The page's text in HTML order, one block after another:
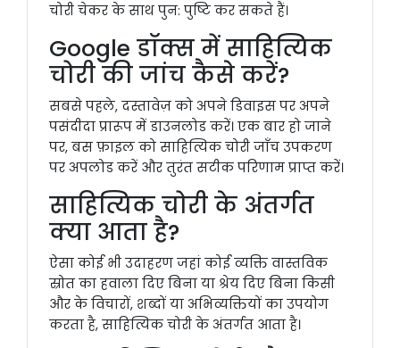
चोरी चेकर के साथ पुन: पुष्टि कर सकते हैं।
Google डॉक्स में साहित्यिक
चोरी की जांच कैसे करें?
सबसे पहले, दस्तावेज़ को अपने डिवाइस पर अपने
पसंदीदा प्रारूप में डाउनलोड करें। एक बार हो जाने
पर, बस फ़ाइल को साहित्यिक चोरी जाँच उपकरण
पर अपलोड करें और तुरंत सटीक परिणाम प्राप्त करें।
साहित्यिक चोरी के अंतर्गत
क्या आता है?
ऐसा कोई भी उदाहरण जहां कोई व्यक्ति वास्तविक
स्रोत का हवाला दिए बिना या श्रेय दिए बिना किसी
और के विचारों, शब्दों या अभिव्यक्तियों का उपयोग
करता है, साहित्यिक चोरी के अंतर्गत आता है।